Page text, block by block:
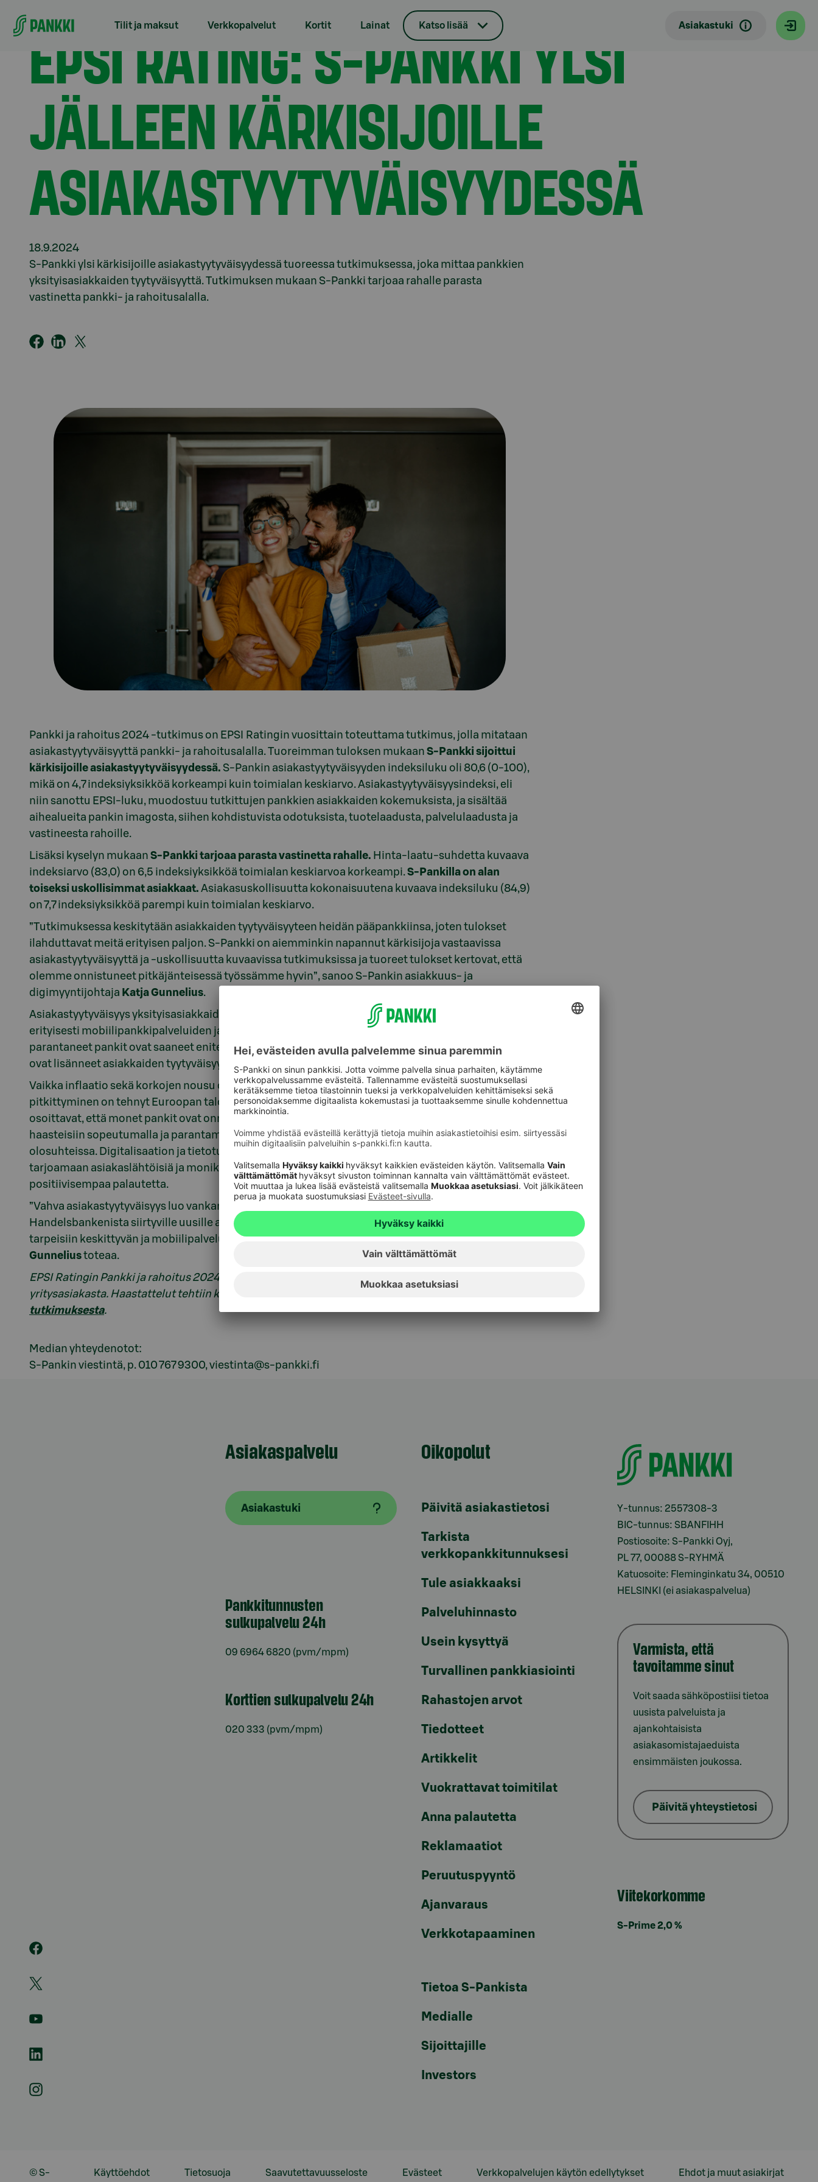
Tilit ja maksut Verkkopalvelut Kortit Lainat Katso lisää Asiakastuki
EPSI Rating: S-Pankki ylsi jälleen kärkisijoille asiakastyytyväisyydessä
EPSI RATING: S-PANKKI YLSI
JÄLLEEN KÄRKISIJOILLE
ASIAKASTYYTYVÄISYYDESSÄ
18.9.2024
S-Pankki ylsi kärkisijoille asiakastyytyväisyydessä tuoreessa tutkimuksessa, joka mittaa pankkien
yksityisasiakkaiden tyytyväisyyttä. Tutkimuksen mukaan S-Pankki tarjoaa rahalle parasta
vastinetta pankki- ja rahoitusalalla.
Pankki ja rahoitus 2024 -tutkimus on EPSI Ratingin vuosittain toteuttama tutkimus, jolla mitataan
asiakastyytyväisyyttä pankki- ja rahoitusalalla. Tuoreimman tuloksen mukaan S-Pankki sijoittui
kärkisijoille asiakastyytyväisyydessä. S-Pankin asiakastyytyväisyyden indeksiluku oli 80,6 (0-100),
mikä on 4,7 indeksiyksikköä korkeampi kuin toimialan keskiarvo. Asiakastyytyväisyysindeksi, eli
niin sanottu EPSI-luku, muodostuu tutkittujen pankkien asiakkaiden kokemuksista, ja sisältää
aihealueita pankin imagosta, siihen kohdistuvista odotuksista, tuotelaadusta, palvelulaadusta ja
vastineesta rahoille.
Lisäksi kyselyn mukaan S-Pankki tarjoaa parasta vastinetta rahalle. Hinta-laatu-suhdetta kuvaava
indeksiarvo (83,0) on 6,5 indeksiyksikköä toimialan keskiarvoa korkeampi.S-Pankilla on alan
toiseksi uskollisimmat asiakkaat. Asiakasuskollisuutta kokonaisuutena kuvaava indeksiluku (84,9)
on 7,7 indeksiyksikköä parempi kuin toimialan keskiarvo.
”Tutkimuksessa keskitytään asiakkaiden tyytyväisyyteen heidän pääpankkiinsa, joten tulokset
ilahduttavat meitä erityisen paljon. S-Pankki on aiemminkin napannut kärkisijoja vastaavissa
asiakastyytyväisyyttä ja -uskollisuutta kuvaavissa tutkimuksissa ja tuoreet tulokset kertovat, että
olemme onnistuneet pitkäjänteisessä työssämme hyvin”, sanoo S-Pankin asiakkuus- ja
digimyyntijohtaja Katja Gunnelius.
Asiakastyytyväisyys yksityisasiakkaiden kohdalla on parantunut merkittävästi, ja muutos johtuu
erityisesti mobiilipankkipalveluiden ja digitaalisten kanavien laadun paranemisesta. Tuloksiaan
parantaneet pankit ovat saaneet eniten kiitosta sujuvista ja helppokäyttöisistä palveluista, jotka
ovat lisänneet asiakkaiden tyytyväisyyttä.
Vaikka inflaatio sekä korkojen nousu ovat olleet keskeisiä huolenaiheita ja Ukrainan sodan
pitkittyminen on tehnyt Euroopan taloudellisesta ympäristöstä haastavan, tutkimustulokset
osoittavat, että monet pankit ovat onnistuneet yllättämään positiivisesti vastatessaan näihin
haasteisiin sopeutumalla ja parantamalla kykyään palvella asiakkaitaan haastavissakin
olosuhteissa. Digitalisaation ja tietoturvan merkitys on korostunut, ja pankit, jotka ovat pystyneet
tarjoamaan asiakaslähtöisiä ja monikanavaisia palveluita, ovat saaneet asiakkailtaan
positiivisempaa palautetta.
”Vahva asiakastyytyväisyys luo vankan pohjan kehittää S-Pankkia sekä nykyisille että
Handelsbankenista siirtyville uusille asiakkaille. Tämä rohkaisee meitä kiihdyttämään asiakkaiden
tarpeisiin keskittyvän ja mobiilipalveluihin painottuvan strategiamme toteuttamista entisestään”,
Gunneliustoteaa.
EPSI Ratingin Pankki ja rahoitus 2024 -tutkimukseen haastateltiin 1514 yksityisasiakasta ja 1214
yritysasiakasta. Haastattelut tehtiin kesäkuun lopulla sekä elokuussa 2024.
tutkimuksesta.
Median yhteydenotot:
S-Pankin viestintä, p. 010 767 9300, viestinta@s-pankki.fi
Asiakaspalvelu
Asiakastuki
Pankkitunnusten
sulkupalvelu 24h
09 6964 6820 (pvm/mpm)
Korttien sulkupalvelu 24h
020 333 (pvm/mpm)
Oikopolut
Päivitä asiakastietosi
Tarkista
verkkopankkitunnuksesi
Tule asiakkaaksi
Palveluhinnasto
Usein kysyttyä
Turvallinen pankkiasiointi
Rahastojen arvot
Tiedotteet
Artikkelit
Vuokrattavat toimitilat
Anna palautetta
Reklamaatiot
Peruutuspyyntö
Ajanvaraus
Verkkotapaaminen
Tietoa S-Pankista
Medialle
Sijoittajille
Investors
Y-tunnus: 2557308-3
BIC-tunnus: SBANFIHH
Postiosoite: S-Pankki Oyj,
PL 77, 00088 S-RYHMÄ
Katuosoite: Fleminginkatu 34, 00510
HELSINKI (ei asiakaspalvelua)
Varmista, että
tavoitamme sinut
Voit saada sähköpostiisi tietoa
uusista palveluista ja
ajankohtaisista
asiakasomistajaeduista
ensimmäisten joukossa.
Päivitä yhteystietosi
Viitekorkomme
S-Prime 2,0 %
Käyttöehdot Tietosuoja Saavutettavuusseloste Evästeet Verkkopalvelujen käytön edellytykset Ehdot ja muut asiakirjat
© S-